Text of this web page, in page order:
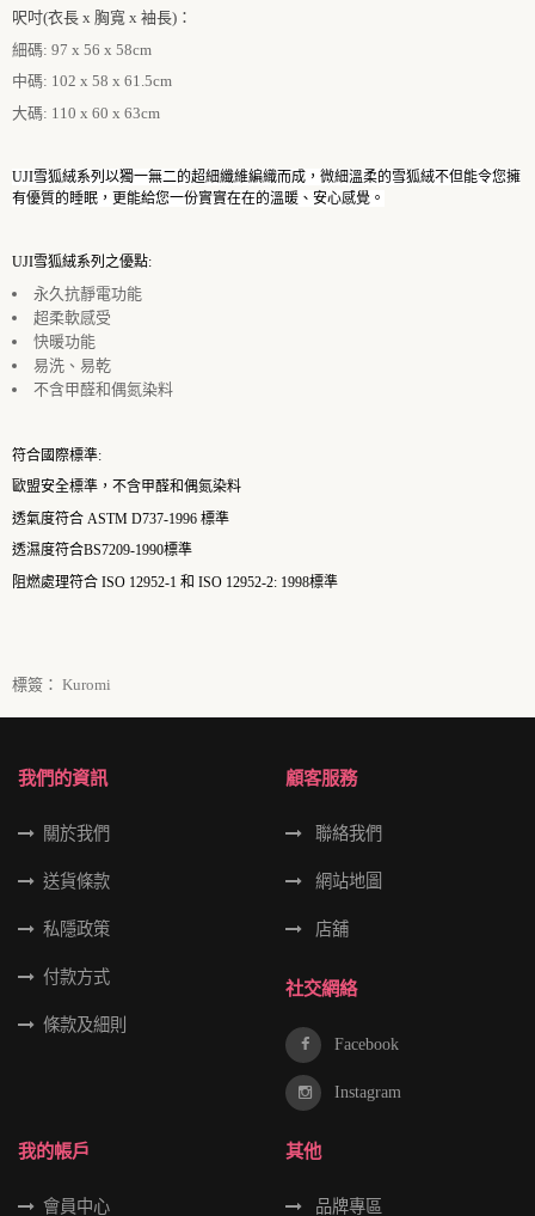
呎吋(衣長 x 胸寬 x 袖長)：
細碼: 97 x 56 x 58cm
中碼: 102 x 58 x 61.5cm
大碼: 110 x 60 x 63cm
UJI雪狐絨系列以獨一無二的超細纖維編織而成，微細溫柔的雪狐絨不但能令您擁
有優質的睡眠，更能給您一份實實在在的溫暖、安心感覺。
UJI雪狐絨系列之優點:
永久抗靜電功能
超柔軟感受
快暖功能
易洗、易乾
不含甲醛和偶氮染料
符合國際標準:
歐盟安全標準，不含甲醛和偶氮染料
透氣度符合 ASTM D737-1996 標準
透濕度符合BS7209-1990標準
阻燃處理符合 ISO 12952-1 和 ISO 12952-2: 1998標準
標簽： Kuromi
我們的資訊
關於我們
送貨條款
私隱政策
付款方式
條款及細則
顧客服務
聯絡我們
網站地圖
店舖
社交網絡
Facebook
Instagram
我的帳戶
會員中心
其他
品牌專區